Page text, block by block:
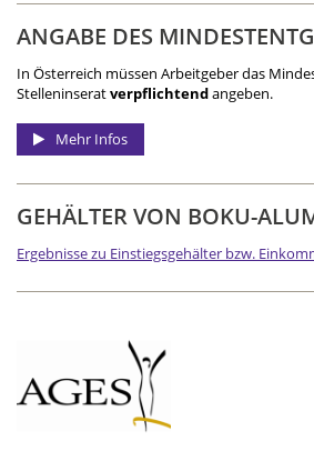
ANGABE DES
In Österreich müssen Arbeitgeber das
Stelleninseratverpflichtendangeben.
Mehr Infos
GEHÄLTER VON BOKU-
Ergebnisse zu Einstiegsgehälter bzw.